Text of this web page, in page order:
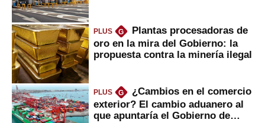
PLUS G
Plantas procesadoras de
oro en la mira del Gobierno: la
propuesta contra la minería ilegal
PLUS G
¿Cambios en el comercio
exterior? El cambio aduanero al
que apuntaría el Gobierno de